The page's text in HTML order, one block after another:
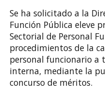
Se ha solicitado a la
Función Pública eleve
Sectorial de Personal
procedimientos de la
personal funcionario a
interna, mediante la
concurso de méritos.